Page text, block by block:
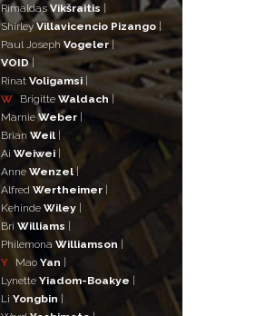
RimaldasVikšraitis |
ShirleyVillavicencio Pizango |
Paul Joseph Vogeler |
VOID|
Rinat Voligamsi |
W
Brigitte Waldach|
Marnie Weber |
Brian Weil |
Ai Weiwei |
Anne Wenzel|
Alfred Wertheimer |
Kehinde Wiley |
Bri Williams |
Philemona Williamson |
Y
Mao Yan |
Lynette Yiadom-Boakye |
Li Yongbin |